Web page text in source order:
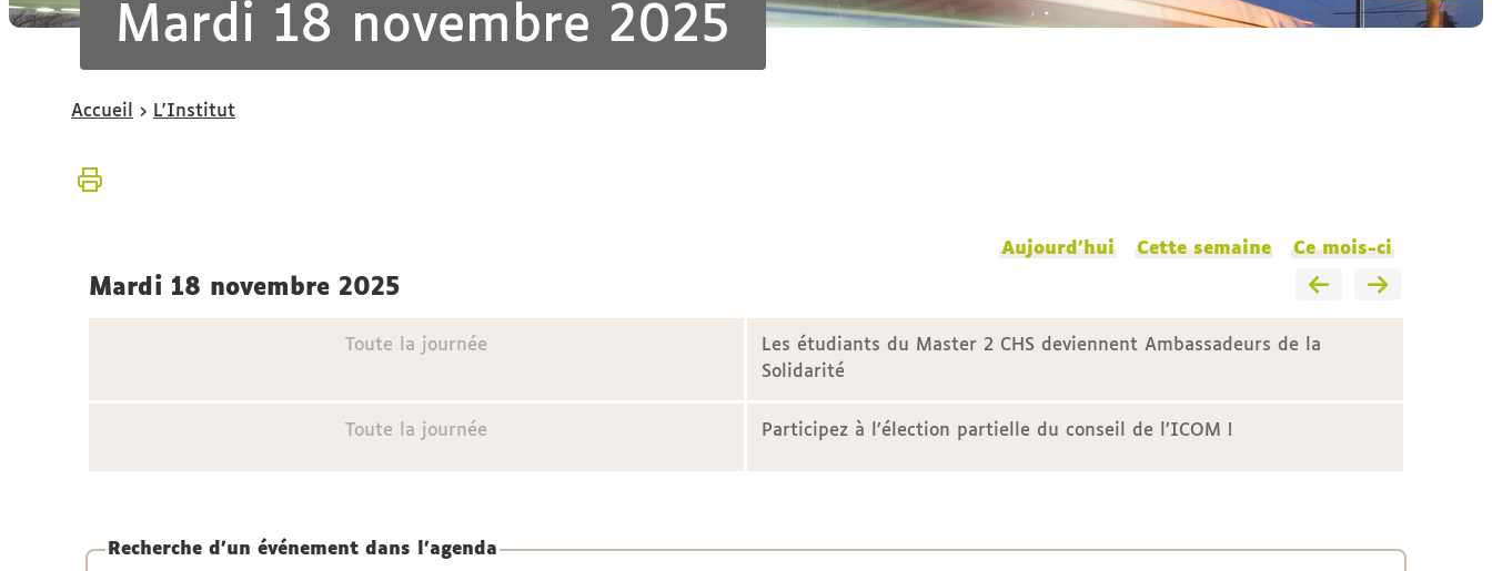
Mardi 18 novembre 2025
Vous
ici :
Accueil L'Institut
Aujourd'hui Cette semaine Ce mois-ci
mardi 18 novembre 2025
Toute la journée
Les étudiants du Master 2 CHS deviennent Ambassadeurs de la
Solidarité
Toute la journée Participez à l’élection partielle du conseil de l’ICOM !
Recherche d'un événement dans l'agenda